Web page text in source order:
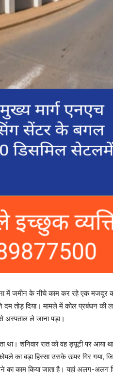
में जमीन के नीचे काम कर रहे एक मजदूर
तोड़ दिया। मामले में कोल प्रबंधन की
अस्पताल ले जाना पड़ा।
था। शनिवार रात को वह ड्यूटी पर
का बड़ा हिस्सा उसके ऊपर गिर गया,
का काम किया जाता है। यहां अलग-अलग